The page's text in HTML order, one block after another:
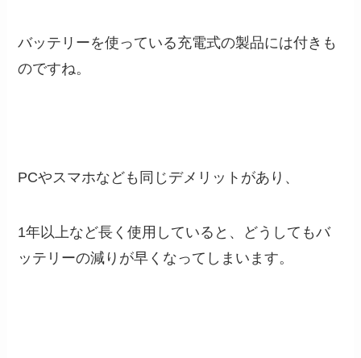
バッテリーを使っている充電式の製品には付きも
のですね。
PCやスマホなども同じデメリットがあり、
1年以上など長く使用していると、どうしてもバ
ッテリーの減りが早くなってしまいます。